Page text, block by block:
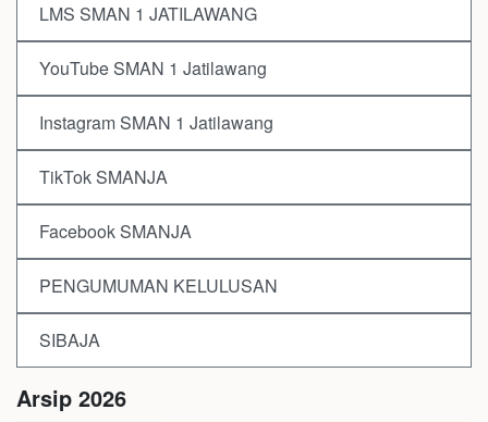
LMS SMAN 1 JATILAWANG
YouTube SMAN 1 Jatilawang
Instagram SMAN 1 Jatilawang
TikTok SMANJA
Facebook SMANJA
PENGUMUMAN KELULUSAN
SIBAJA
Arsip 2026